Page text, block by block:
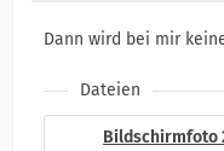
Dann wird bei mir
Dateien
Bildschirm­foto